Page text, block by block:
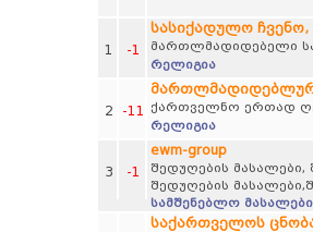
1 -1
სასიქადულო
მართლმადიდებელი
რელიგია
2 -11 ქართველნო ერთად
რელიგია
3 -1
ewm-group
შედუღების მასალები,
შედუღების
სამშენებლო მასალები
საქართველოს